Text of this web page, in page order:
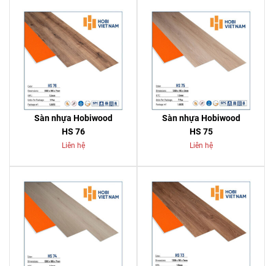
Sàn nhựa Hobiwood
HS 76
Liên hệ
Sàn nhựa Hobiwood
HS 75
Liên hệ